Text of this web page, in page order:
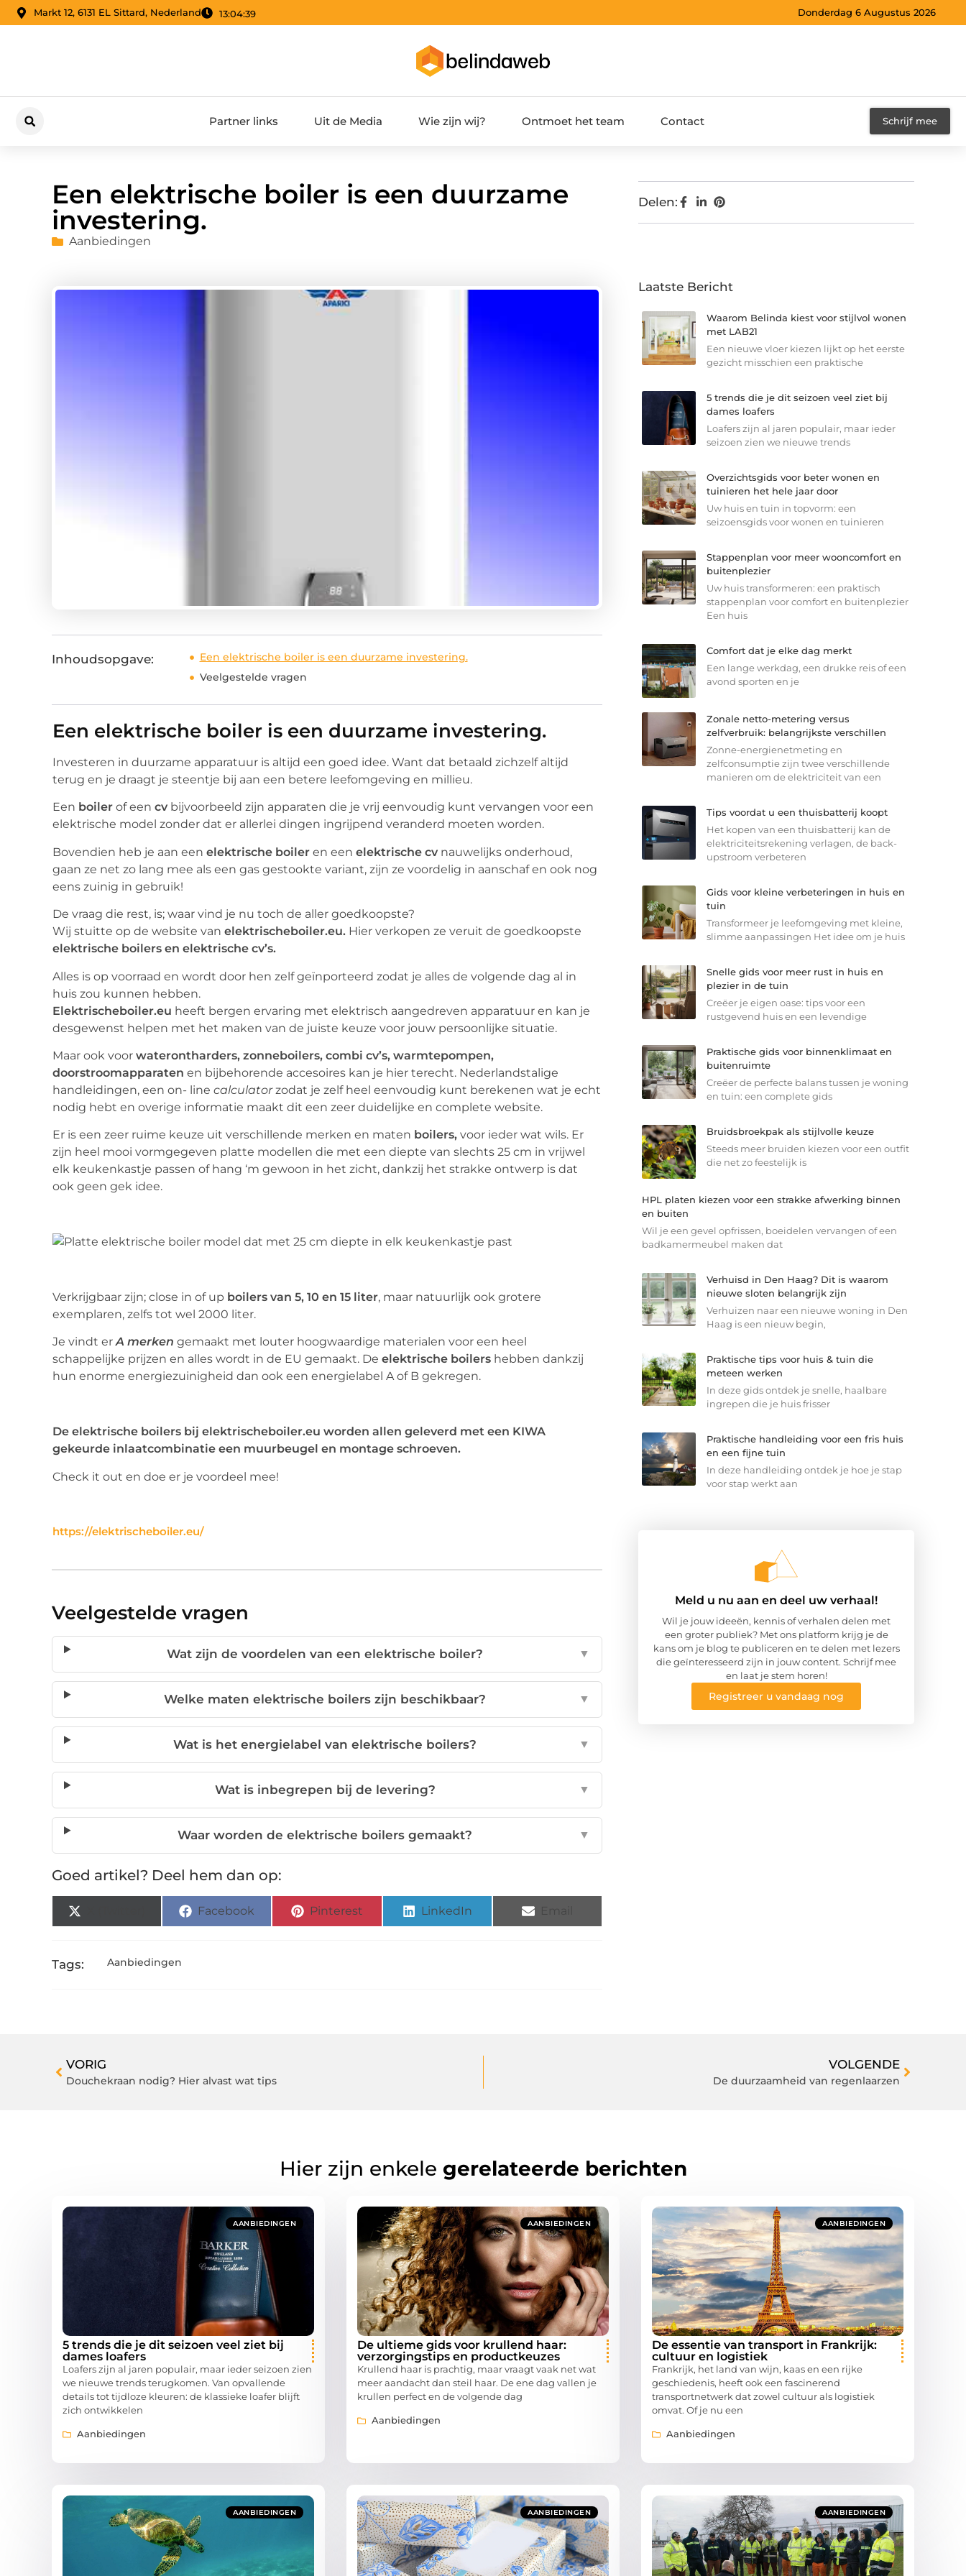
Markt 12, 6131 EL Sittard, Nederland 13:04:40 Donderdag 6 Augustus 2026
Partner links Uit de Media Wie zijn wij? Ontmoet het team Contact Schrijf mee
Een elektrische boiler is een duurzame
investering.
Aanbiedingen
Inhoudsopgave:
Een elektrische boiler is een duurzame investering.
Veelgestelde vragen
Een elektrische boiler is een duurzame investering.
Investeren in duurzame apparatuur is altijd een goed idee. Want dat betaald zichzelf altijd
terug en je draagt je steentje bij aan een betere leefomgeving en millieu.
Een boiler of een cv bijvoorbeeld zijn apparaten die je vrij eenvoudig kunt vervangen voor een
elektrische model zonder dat er allerlei dingen ingrijpend veranderd moeten worden.
Bovendien heb je aan een elektrische boiler en een elektrische cv nauwelijks onderhoud,
gaan ze net zo lang mee als een gas gestookte variant, zijn ze voordelig in aanschaf en ook nog
eens zuinig in gebruik!
De vraag die rest, is; waar vind je nu toch de aller goedkoopste?
Wij stuitte op de website van elektrischeboiler.eu. Hier verkopen ze veruit de goedkoopste
elektrische boilers en elektrische cv’s.
Alles is op voorraad en wordt door hen zelf geïnporteerd zodat je alles de volgende dag al in
huis zou kunnen hebben.
Elektrischeboiler.eu heeft bergen ervaring met elektrisch aangedreven apparatuur en kan je
desgewenst helpen met het maken van de juiste keuze voor jouw persoonlijke situatie.
Maar ook voor waterontharders, zonneboilers, combi cv’s, warmtepompen,
doorstroomapparaten en bijbehorende accesoires kan je hier terecht. Nederlandstalige
handleidingen, een on- line calculatorzodat je zelf heel eenvoudig kunt berekenen wat je echt
nodig hebt en overige informatie maakt dit een zeer duidelijke en complete website.
Er is een zeer ruime keuze uit verschillende merken en maten boilers, voor ieder wat wils. Er
zijn heel mooi vormgegeven platte modellen die met een diepte van slechts 25 cm in vrijwel
elk keukenkastje passen of hang ‘m gewoon in het zicht, dankzij het strakke ontwerp is dat
ook geen gek idee.
Verkrijgbaar zijn; close in of up boilers van 5, 10 en 15 liter, maar natuurlijk ook grotere
exemplaren, zelfs tot wel 2000 liter.
Je vindt erA merken gemaakt met louter hoogwaardige materialen voor een heel
schappelijke prijzen en alles wordt in de EU gemaakt. De elektrische boilers hebben dankzij
hun enorme energiezuinigheid dan ook een energielabel A of B gekregen.
De elektrische boilers bij elektrischeboiler.eu worden allen geleverd met een KIWA
gekeurde inlaatcombinatie een muurbeugel en montage schroeven.
Check it out en doe er je voordeel mee!
https://elektrischeboiler.eu/
Veelgestelde vragen
Wat zijn de voordelen van een elektrische boiler? ▼
Welke maten elektrische boilers zijn beschikbaar? ▼
Wat is het energielabel van elektrische boilers? ▼
Wat is inbegrepen bij de levering? ▼
Waar worden de elektrische boilers gemaakt? ▼
Goed artikel? Deel hem dan op:
Facebook Pinterest LinkedIn
Tags: Aanbiedingen
Delen:
Laatste Bericht
Waarom Belinda kiest voor stijlvol wonen
met LAB21
Een nieuwe vloer kiezen lijkt op het eerste
gezicht misschien een praktische
5 trends die je dit seizoen veel ziet bij
dames loafers
Loafers zijn al jaren populair, maar ieder
seizoen zien we nieuwe trends
Overzichtsgids voor beter wonen en
tuinieren het hele jaar door
Uw huis en tuin in topvorm: een
seizoensgids voor wonen en tuinieren
Stappenplan voor meer wooncomfort en
buitenplezier
Uw huis transformeren: een praktisch
stappenplan voor comfort en buitenplezier
Een huis
Comfort dat je elke dag merkt
Een lange werkdag, een drukke reis of een
avond sporten en je
Zonale netto-metering versus
zelfverbruik: belangrijkste verschillen
Zonne-energienetmeting en
zelfconsumptie zijn twee verschillende
manieren om de elektriciteit van een
Tips voordat u een thuisbatterij koopt
Het kopen van een thuisbatterij kan de
elektriciteitsrekening verlagen, de back-
upstroom verbeteren
Gids voor kleine verbeteringen in huis en
tuin
Transformeer je leefomgeving met kleine,
slimme aanpassingen Het idee om je huis
Snelle gids voor meer rust in huis en
plezier in de tuin
Creëer je eigen oase: tips voor een
rustgevend huis en een levendige
Praktische gids voor binnenklimaat en
buitenruimte
Creëer de perfecte balans tussen je woning
en tuin: een complete gids
Bruidsbroekpak als stijlvolle keuze
Steeds meer bruiden kiezen voor een outfit
die net zo feestelijk is
HPL platen kiezen voor een strakke afwerking binnen
en buiten
Wil je een gevel opfrissen, boeidelen vervangen of een
badkamermeubel maken dat
Verhuisd in Den Haag? Dit is waarom
nieuwe sloten belangrijk zijn
Verhuizen naar een nieuwe woning in Den
Haag is een nieuw begin,
Praktische tips voor huis & tuin die
meteen werken
In deze gids ontdek je snelle, haalbare
ingrepen die je huis frisser
Praktische handleiding voor een fris huis
en een fijne tuin
In deze handleiding ontdek je hoe je stap
voor stap werkt aan
Meld u nu aan en deel uw verhaal!
Wil je jouw ideeën, kennis of verhalen delen met
een groter publiek? Met ons platform krijg je de
kans om je blog te publiceren en te delen met lezers
die geïnteresseerd zijn in jouw content. Schrijf mee
en laat je stem horen!
Registreer u vandaag nog
VORIG
Douchekraan nodig? Hier alvast wat tips
VOLGENDE
De duurzaamheid van regenlaarzen
Hier zijn enkele gerelateerde berichten
AANBIEDINGEN
5 trends die je dit seizoen veel ziet bij
dames loafers
Loafers zijn al jaren populair, maar ieder seizoen zien
we nieuwe trends terugkomen. Van opvallende
details tot tijdloze kleuren: de klassieke loafer blijft
zich ontwikkelen
Aanbiedingen
AANBIEDINGEN
De ultieme gids voor krullend haar:
verzorgingstips en productkeuzes
Krullend haar is prachtig, maar vraagt vaak net wat
meer aandacht dan steil haar. De ene dag vallen je
krullen perfect en de volgende dag
Aanbiedingen
AANBIEDINGEN
De essentie van transport in Frankrijk:
cultuur en logistiek
Frankrijk, het land van wijn, kaas en een rijke
geschiedenis, heeft ook een fascinerend
transportnetwerk dat zowel cultuur als logistiek
omvat. Of je nu een
Aanbiedingen
AANBIEDINGEN AANBIEDINGEN AANBIEDINGEN